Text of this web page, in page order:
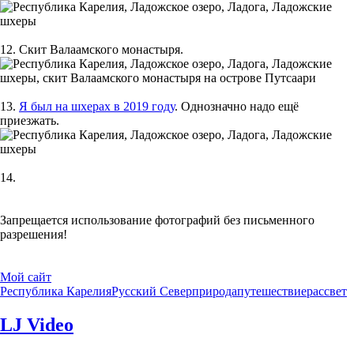
12. Скит Валаамского монастыря.
13. Я был на шхерах в 2019 году. Однозначно надо ещё
приезжать.
14.
Запрещается использование фотографий без письменного
разрешения!
Мой сайт
Республика КарелияРусский Северприродапутешествиерассвет
LJ Video